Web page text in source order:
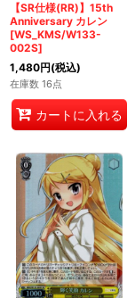
【SR仕様(RR)】15th
Anniversary カレン
[WS_KMS/W133-
002S]
1,480円(税込)
在庫数 16点
カートに入れる